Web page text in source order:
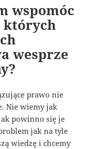
wspomóc
których
wesprze
prawo nie
Nie wiemy jak
powinno się je
jak na tyle
wiedzę i chcemy